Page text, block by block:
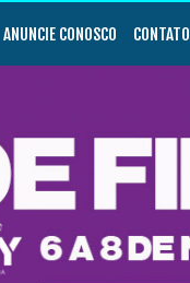
ANUNCIE CONOSCO CONTATO